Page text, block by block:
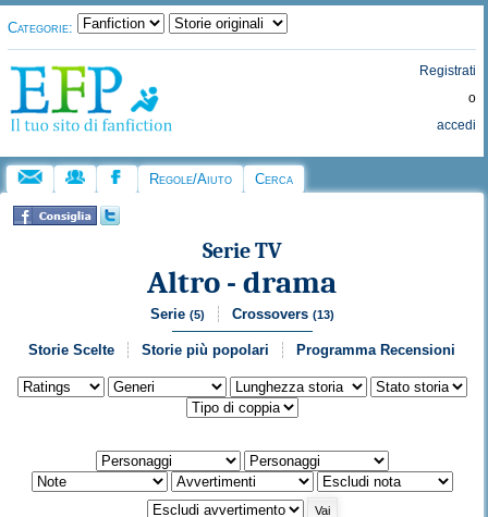
Categorie:
Registrati
o
accedi
Regole/Aiuto Cerca
Serie TV
Altro - drama
Serie (5) Crossovers (13)
Storie Scelte Storie più popolari Programma Recensioni